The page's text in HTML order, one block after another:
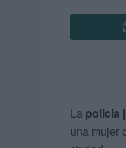
La policía
una mujer